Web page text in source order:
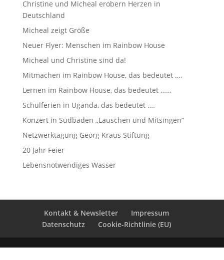
Christine und Micheal erobern Herzen in
Deutschland
Micheal zeigt Größe
Neuer Flyer: Menschen im Rainbow House
Micheal und Christine sind da!
Mitmachen im Rainbow House, das bedeutet ….
Lernen im Rainbow House, das bedeutet ……
Schulferien in Uganda, das bedeutet ….
Konzert in Südbaden „Lauschen und Mitsingen“
Netzwerktagung Georg Kraus Stiftung
20 Jahr Feier
Lebensnotwendiges Wasser
Kontakt & Newsletter
Impressum
Datenschutz
Cookie-Richtlinie (EU)